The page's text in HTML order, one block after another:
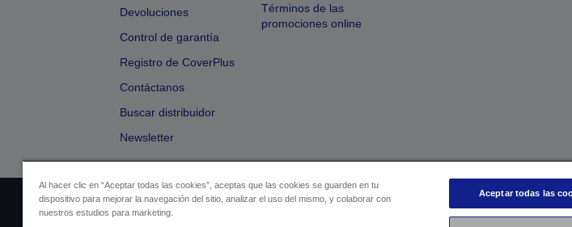
Devoluciones
Control de garantía
Registro de CoverPlus
Contáctanos
Buscar distribuidor
Newsletter
Términos de las
promociones online
Identificación del vendedor Identificación de cumplimiento de los productos
Al hacer clic en “Aceptar todas las cookies”, aceptas que las cookies se guarden en tu
dispositivo para mejorar la navegación del sitio, analizar el uso del mismo, y colaborar con
nuestros estudios para marketing.
Aceptar todas las